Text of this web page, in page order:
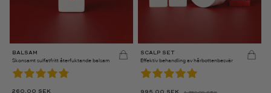
BALSAM
Skonsamt sulfatfritt återfuktande balsam
260,00 SEK
SCALP SET
Effektiv behandling av hårbottenbesvär